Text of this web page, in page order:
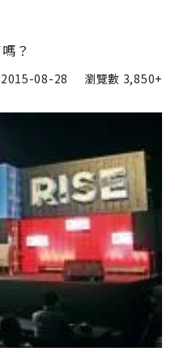
？
2015-08-28 瀏覽數 3,850+